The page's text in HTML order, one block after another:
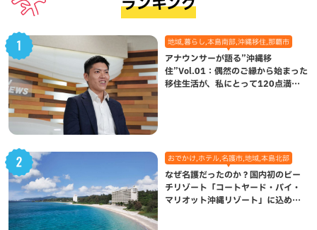
ランキング
地域,暮らし,本島南部,沖縄移住,那覇市
アナウンサーが語る”沖縄移
住”Vol.01：偶然のご縁から始まった
移住生活が、私にとって120点満点
おでかけ,ホテル,名護市,地域,本島北部
なぜ名護だったのか？国内初のビー
チリゾート「コートヤード・バイ・
マリオット沖縄リゾート」に込めら